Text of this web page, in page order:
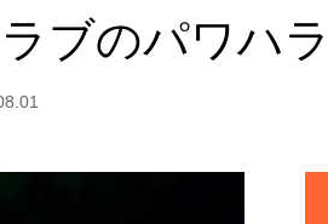
ブのパワハラ